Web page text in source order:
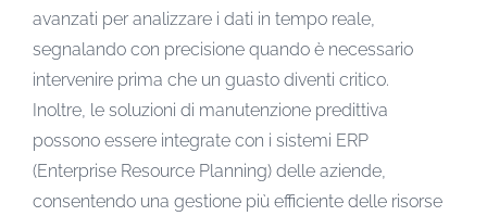
avanzati per analizzare i dati in tempo reale,
segnalando con precisione quando è necessario
intervenire prima che un guasto diventi critico.
Inoltre, le soluzioni di manutenzione predittiva
possono essere integrate con i sistemi ERP
(Enterprise Resource Planning) delle aziende,
consentendo una gestione più efficiente delle risorse